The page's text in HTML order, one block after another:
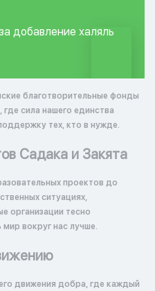
добавление халяль
благотворительные фонды
сила нашего единства
тех, кто в нужде.
Садака и Закята
проектов до
ситуациях,
организации тесно
вокруг нас лучше.
движения добра, где каждый